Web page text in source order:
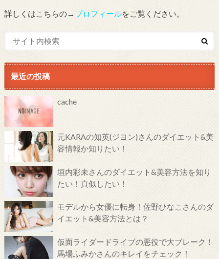
詳しくはこちらの→ プロフィールをご覧ください。
最近の投稿
cache
元KARAの知英(ジヨン)さんのダイエット&美
容情報か知りたい！
垣内彩未さんのダイエット&美容方法を知り
たい！真似したい！
モデルから女優に転身！佐野ひなこさんのダ
イエット&美容方法とは？
仮面ライダードライブの悪役で大ブレーク！
馬場ふみかさんのキレイをチェック！